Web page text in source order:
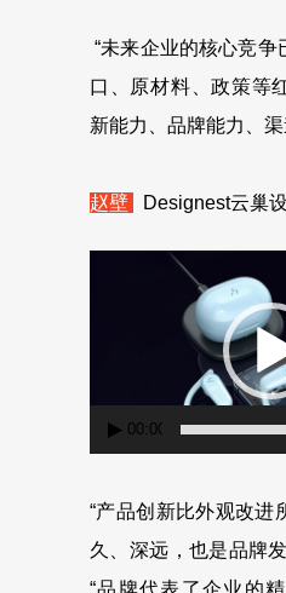
“未来企业的核心竞争
口、原材料、政策等
新能力、品牌能力、
赵壁 Designest云巢
频
播
00:00
“产品创新比外观改进
久、深远，也是品牌
“品牌代表了企业的